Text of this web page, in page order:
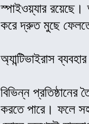
স্পাইওয়্যার
করে দ্রুত মুছে
অ্যান্টিভাইরাস ব্যবহার
বিভিন্ন প্রতিষ্ঠানের
করতে পারে। ফলে